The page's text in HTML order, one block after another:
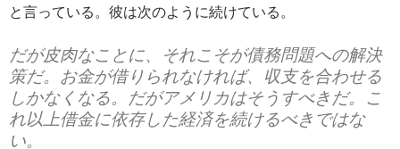
と言っている。彼は次のように続けている。
だが皮肉なことに、それこそが債務問題への解決
策だ。お金が借りられなければ、収支を合わせる
しかなくなる。だがアメリカはそうすべきだ。こ
れ以上借金に依存した経済を続けるべきではな
い。